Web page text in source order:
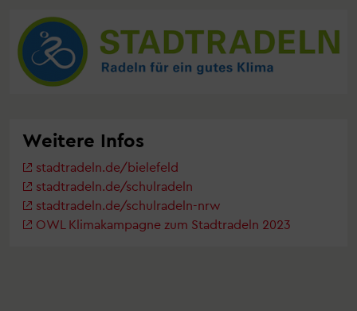
Weitere Infos
stadtradeln.de/bielefeld
stadtradeln.de/schulradeln
stadtradeln.de/schulradeln-nrw
OWL Klimakampagne zum Stadtradeln 2023